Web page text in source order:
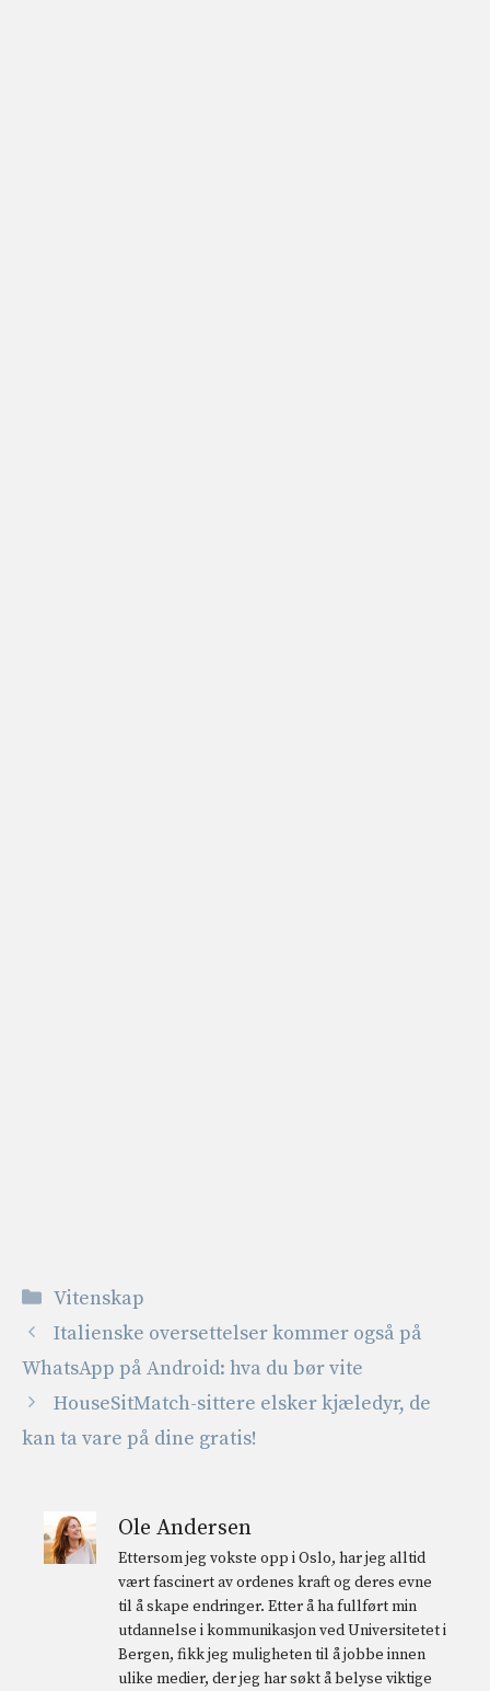
Kategorier
Vitenskap
Italienske oversettelser kommer også på
WhatsApp på Android: hva du bør vite
HouseSitMatch-sittere elsker kjæledyr, de
kan ta vare på dine gratis!
Ole Andersen
Ettersom jeg vokste opp i Oslo, har jeg alltid
vært fascinert av ordenes kraft og deres evne
til å skape endringer. Etter å ha fullført min
utdannelse i kommunikasjon ved Universitetet i
Bergen, fikk jeg muligheten til å jobbe innen
ulike medier, der jeg har søkt å belyse viktige